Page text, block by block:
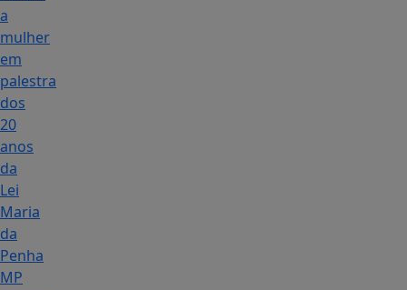
a
mulher
em
palestra
dos
20
anos
da
Lei
Maria
da
Penha
MP